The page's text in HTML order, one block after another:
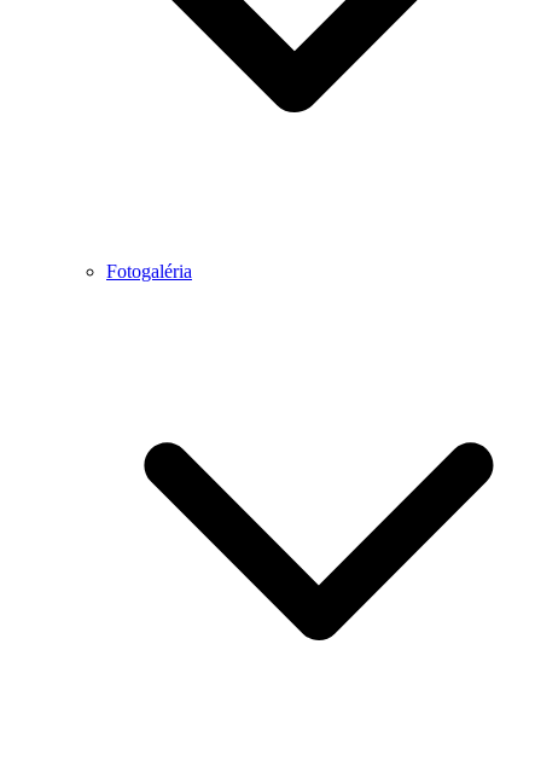
Fotogaléria